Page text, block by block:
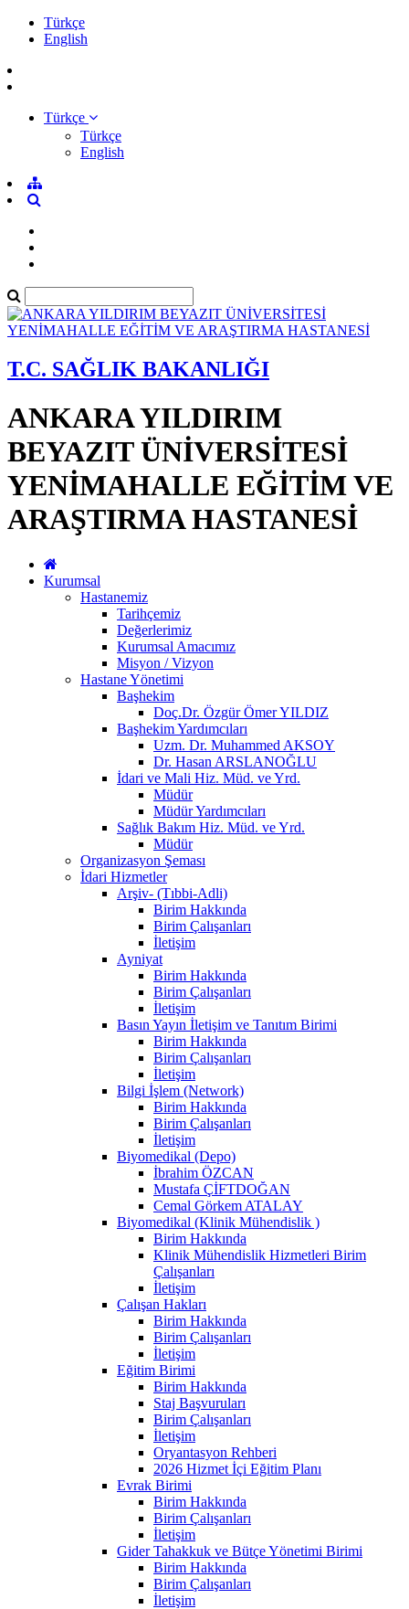
Türkçe
English
Türkçe
Türkçe
English
T.C. SAĞLIK BAKANLIĞI
ANKARA YILDIRIM
BEYAZIT ÜNİVERSİTESİ
YENİMAHALLE EĞİTİM VE
ARAŞTIRMA HASTANESİ
Kurumsal
Hastanemiz
Tarihçemiz
Değerlerimiz
Kurumsal Amacımız
Misyon / Vizyon
Hastane Yönetimi
Başhekim
Doç.Dr. Özgür Ömer YILDIZ
Başhekim Yardımcıları
Uzm. Dr. Muhammed AKSOY
Dr. Hasan ARSLANOĞLU
İdari ve Mali Hiz. Müd. ve Yrd.
Müdür
Müdür Yardımcıları
Sağlık Bakım Hiz. Müd. ve Yrd.
Müdür
Organizasyon Şeması
İdari Hizmetler
Arşiv- (Tıbbi-Adli)
Birim Hakkında
Birim Çalışanları
İletişim
Ayniyat
Birim Hakkında
Birim Çalışanları
İletişim
Basın Yayın İletişim ve Tanıtım Birimi
Birim Hakkında
Birim Çalışanları
İletişim
Bilgi İşlem (Network)
Birim Hakkında
Birim Çalışanları
İletişim
Biyomedikal (Depo)
İbrahim ÖZCAN
Mustafa ÇİFTDOĞAN
Cemal Görkem ATALAY
Biyomedikal (Klinik Mühendislik )
Birim Hakkında
Klinik Mühendislik Hizmetleri Birim
Çalışanları
İletişim
Çalışan Hakları
Birim Hakkında
Birim Çalışanları
İletişim
Eğitim Birimi
Birim Hakkında
Staj Başvuruları
Birim Çalışanları
İletişim
Oryantasyon Rehberi
2026 Hizmet İçi Eğitim Planı
Evrak Birimi
Birim Hakkında
Birim Çalışanları
İletişim
Gider Tahakkuk ve Bütçe Yönetimi Birimi
Birim Hakkında
Birim Çalışanları
İletişim